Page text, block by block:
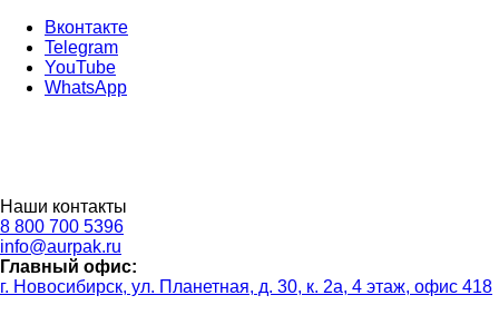
Вконтакте
Telegram
YouTube
WhatsApp
Наши контакты
8 800 700 5396
info@aurpak.ru
Главный офис:
г. Новосибирск, ул. Планетная, д. 30, к. 2а, 4 этаж, офис 418